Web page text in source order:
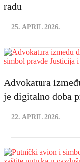
radu
25. APRIL 2026.
Advokatura
je digitalno doba
22. APRIL 2026.